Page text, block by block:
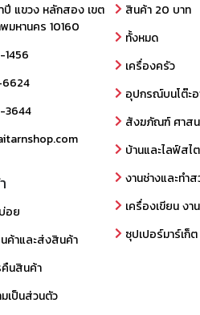
แขวง หลักสอง เขต
มหานคร 10160
อย
ค้าและส่งสินค้า
คืนสินค้า
เป็นส่วนตัว
สินค้า 20 บาท
ทั้งหมด
เครื่องครัว
อุปกรณ์บนโต๊ะอ
สังฆภัณฑ์ ศาส
บ้านและไลฟ์สไ
งานช่างและทำ
เครื่องเขียน งา
ซุปเปอร์มาร์เก็ต